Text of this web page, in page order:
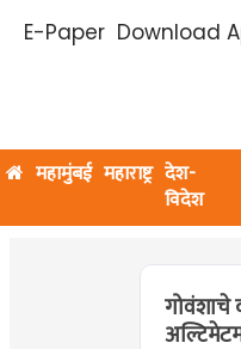
E-Paper Download
महामुंबई महाराष्ट्र देश-
विदेश
गोवंशाचे